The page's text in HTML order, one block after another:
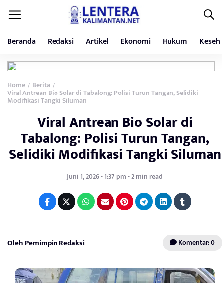
Beranda Redaksi Artikel Ekonomi Hukum
Home / Berita /
Viral Antrean Bio Solar di Tabalong: Polisi Turun Tangan, Selidiki
Modifikasi Tangki Siluman
Viral Antrean Bio Solar di
Tabalong: Polisi Turun Tangan,
Selidiki Modifikasi Tangki Siluman
Juni 1, 2026 - 1:37 pm - 2 min read
Oleh Pemimpin Redaksi Komentar: 0